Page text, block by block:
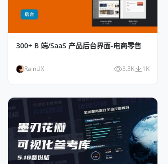
300+ B 端/SaaS 产品后台界面-电商零售
RainUX 3.3K 1K